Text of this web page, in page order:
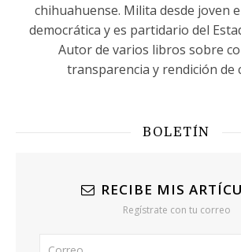
chihuahuense. Milita desde joven
democrática y es partidario del
Autor de varios libros sobre
transparencia y rendición de
BOLETÍN
RECIBE MIS
Regístrate con tu correo